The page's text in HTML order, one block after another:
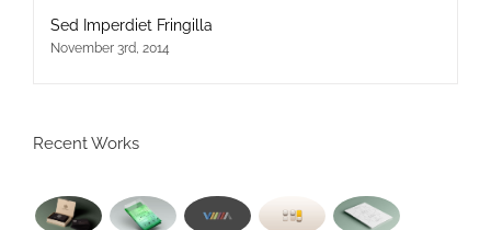
Sed Imperdiet Fringilla
November 3rd, 2014
Recent Works